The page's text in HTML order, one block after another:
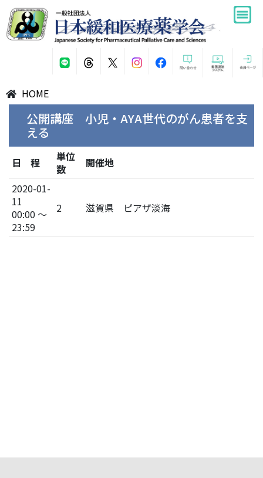
HOME
公開講座 小児・AYA世代のがん患者を支
える
日 程
単位
数
開催地
2020-01-
11
00:00 ～
23:59
2 滋賀県 ピアザ淡海